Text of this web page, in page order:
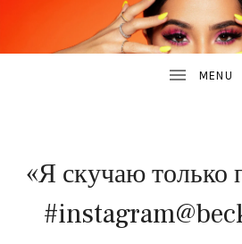
B
Y
О
«Я скучаю только
МАЯ,